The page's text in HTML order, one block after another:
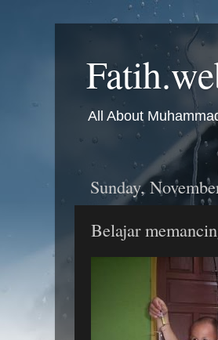
All About
Sunday,
Belajar